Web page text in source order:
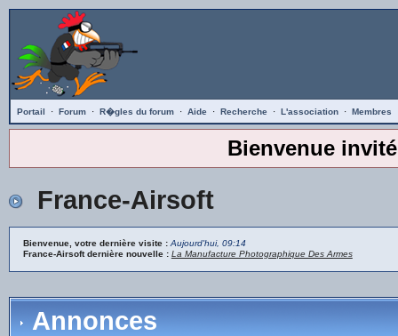
Portail · Forum · R�gles du forum · Aide · Recherche · L'association · Membres
Bienvenue invité
France-Airsoft
Bienvenue, votre dernière visite : Aujourd'hui, 09:14
France-Airsoft dernière nouvelle : La Manufacture Photographique Des Armes
Annonces